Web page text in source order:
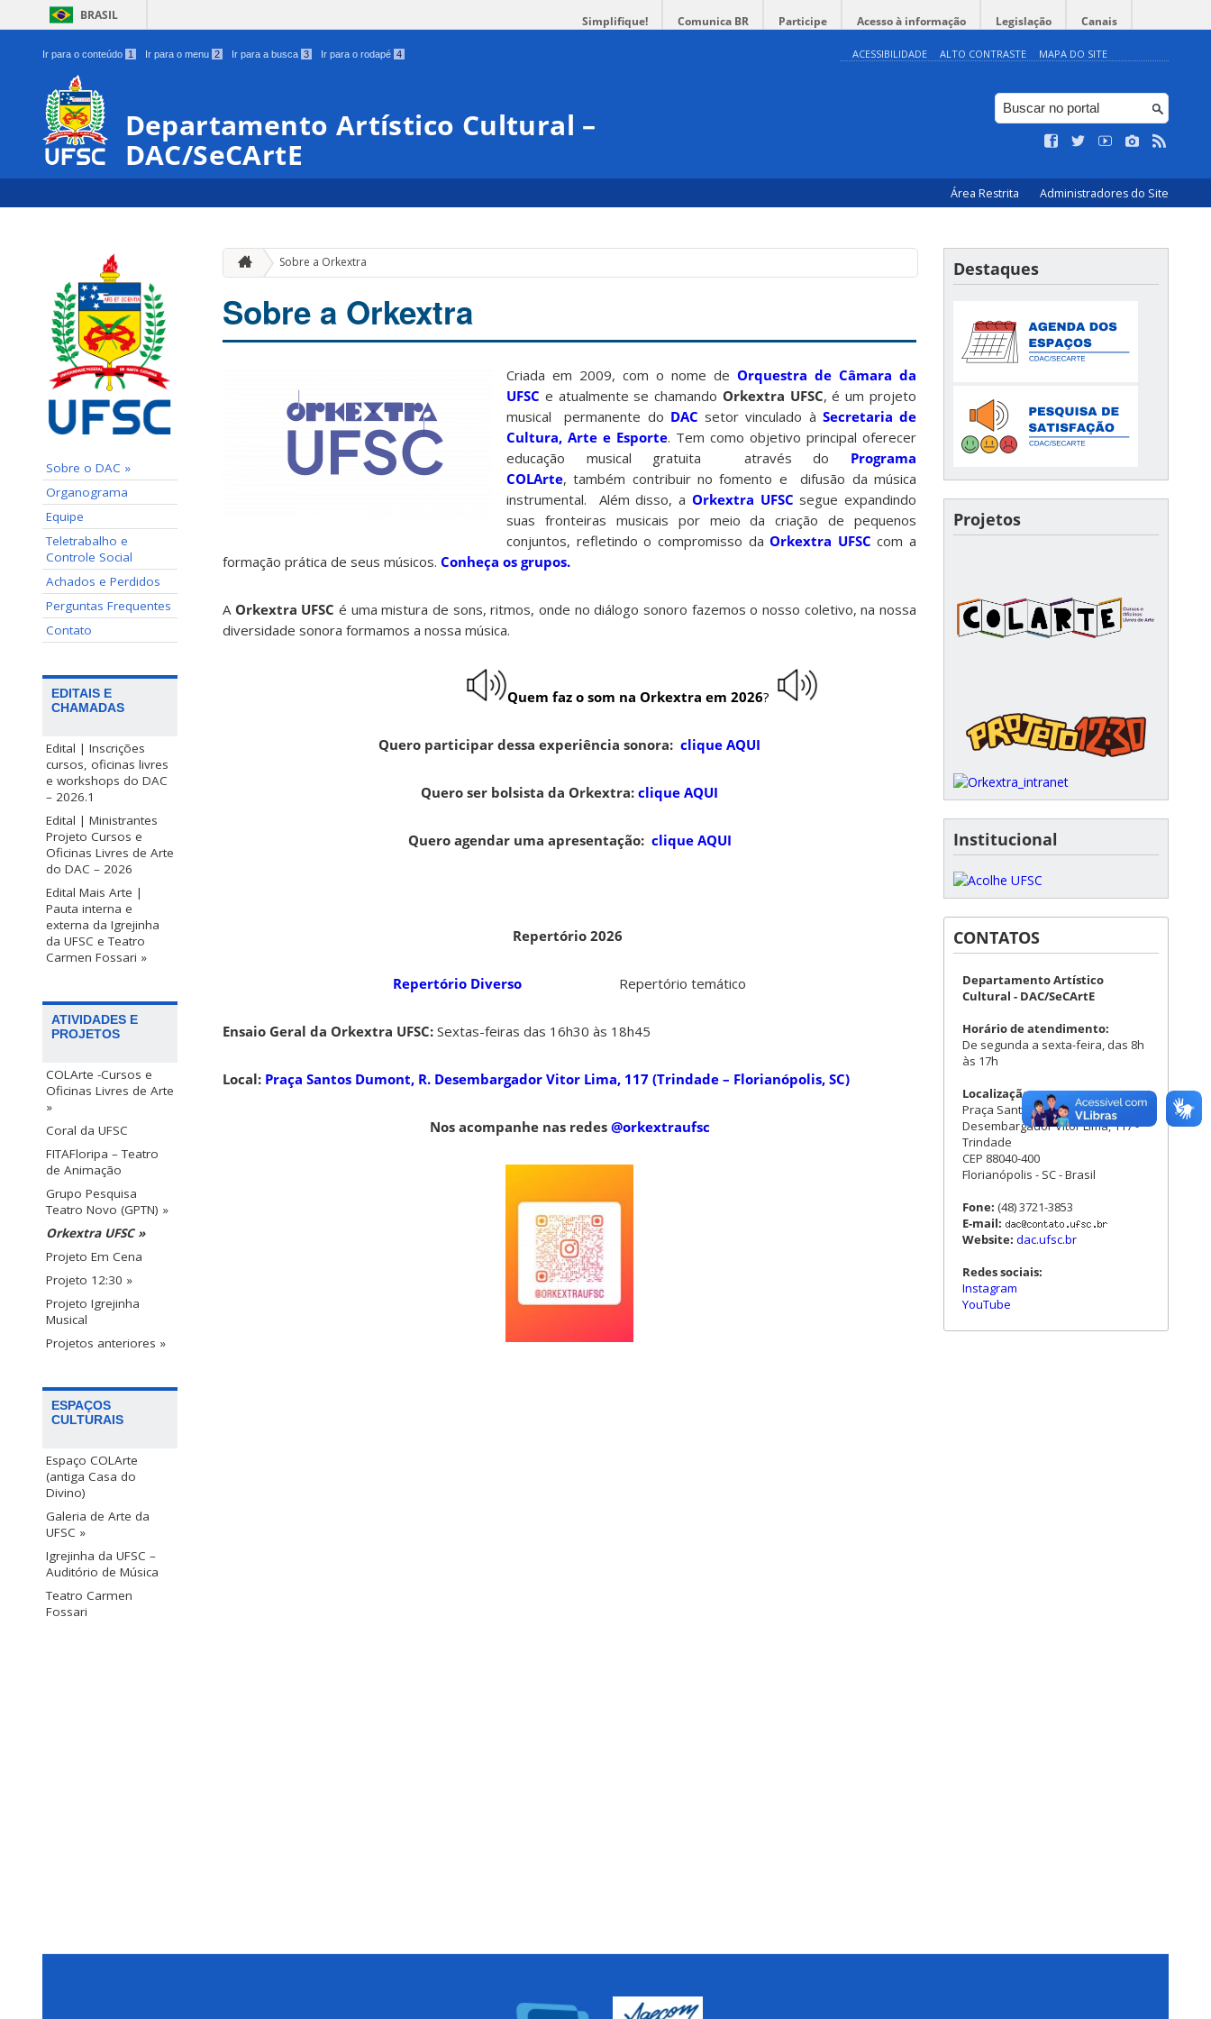
BRASIL Simplifique! Comunica BR Participe Acesso à informação Legislação Canais
Ir para o conteúdo 1 Ir para o menu 2 Ir para a busca 3 Ir para o rodapé 4 ACESSIBILIDADE ALTO CONTRASTE MAPA DO SITE
Departamento Artístico Cultural –
DAC/SeCArtE
Área Restrita Administradores do Site
Sobre o DAC »
Organograma
Equipe
Teletrabalho e
Controle Social
Achados e Perdidos
Perguntas Frequentes
Contato
EDITAIS E
CHAMADAS
Edital | Inscrições
cursos, oficinas livres
e workshops do DAC
– 2026.1
Edital | Ministrantes
Projeto Cursos e
Oficinas Livres de Arte
do DAC – 2026
Edital Mais Arte |
Pauta interna e
externa da Igrejinha
da UFSC e Teatro
Carmen Fossari »
ATIVIDADES E
PROJETOS
COLArte -Cursos e
Oficinas Livres de Arte
»
Coral da UFSC
FITAFloripa – Teatro
de Animação
Grupo Pesquisa
Teatro Novo (GPTN) »
Orkextra UFSC »
Projeto Em Cena
Projeto 12:30 »
Projeto Igrejinha
Musical
Projetos anteriores »
ESPAÇOS
CULTURAIS
Espaço COLArte
(antiga Casa do
Divino)
Galeria de Arte da
UFSC »
Igrejinha da UFSC –
Auditório de Música
Teatro Carmen
Fossari
Sobre a Orkextra
Sobre a Orkextra
Criada em 2009, com o nome de Orquestra de Câmara da
UFSC e atualmente se chamando Orkextra UFSC, é um projeto
musical permanente do DAC setor vinculado à Secretaria de
Cultura, Arte e Esporte. Tem como objetivo principal oferecer
educação musical gratuita através do Programa
COLArte, também contribuir no fomento e difusão da música
instrumental. Além disso, a Orkextra UFSCsegue expandindo
suas fronteiras musicais por meio da criação de pequenos
conjuntos, refletindo o compromisso daOrkextra UFSCcom a
formação prática de seus músicos. Conheça os grupos.
A Orkextra UFSC é uma mistura de sons, ritmos, onde no diálogo sonoro fazemos o nosso coletivo, na nossa
diversidade sonora formamos a nossa música.
Quem faz o som na Orkextra em 2026?
Quero participar dessa experiência sonora: clique AQUI
Quero ser bolsista da Orkextra: clique AQUI
Quero agendar uma apresentação: clique AQUI
Repertório 2026
Repertório Diverso Repertório temático
Ensaio Geral da Orkextra UFSC: Sextas-feiras das 16h30 às 18h45
Local: Praça Santos Dumont, R. Desembargador Vitor Lima, 117 (Trindade – Florianópolis, SC)
Nos acompanhe nas redes @orkextraufsc
Destaques
Projetos
Institucional
CONTATOS
Departamento Artístico
Cultural - DAC/SeCArtE
Horário de atendimento:
De segunda a sexta-feira, das 8h
às 17h
Localização:
Praça Santos Dumont - Rua
Desembargador Vitor Lima, 117 -
Trindade
CEP 88040-400
Florianópolis - SC - Brasil
Fone: (48) 3721-3853
E-mail:
Website: dac.ufsc.br
Redes sociais:
Instagram
YouTube